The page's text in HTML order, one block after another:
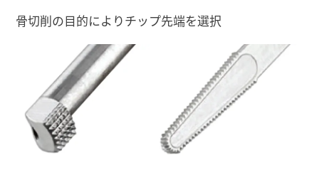
骨切削の目的によりチップ先端を選択